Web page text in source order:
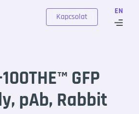
EN
Kapcsolat
GFP
pAb, Rabbit